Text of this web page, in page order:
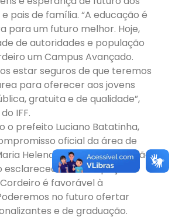
pais de família. “A educação é
para um futuro melhor. Hoje,
de autoridades e população
um Campus Avançado.
estar seguros de que teremos
para oferecer aos jovens
gratuita e de qualidade”,
IFF.
o prefeito Luciano Batatinha,
oficial da área de
Helena definiu a explanação
“O espaço
é favorável à
no futuro ofertar
e de graduação.